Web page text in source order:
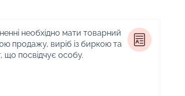
необхідно мати товарний
продажу, виріб із биркою та
що посвідчує особу.